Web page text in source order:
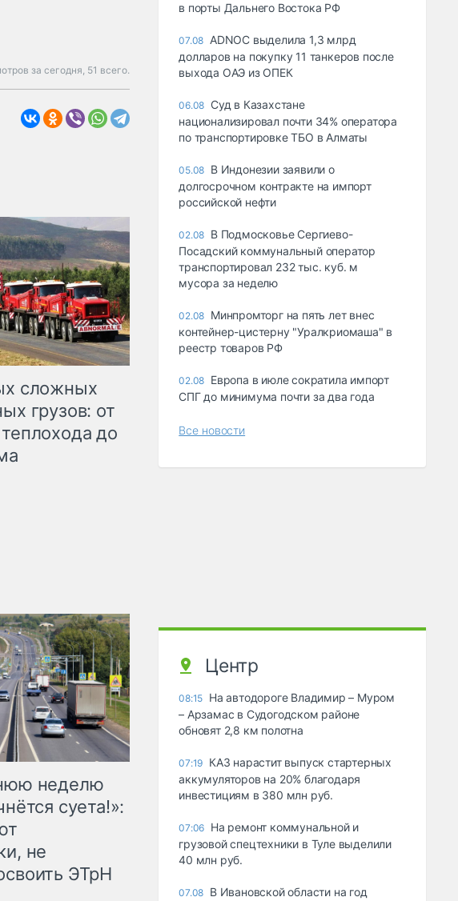
за сегодня, 51 всего.
сложных
грузов: от
до
неделю
суета!»:
не
ЭТрН
в порты Дальнего Востока РФ
07.08 ADNOC выделила 1,3 млрд
долларов на покупку 11 танкеров после
выхода ОАЭ из ОПЕК
06.08 Суд в Казахстане
национализировал почти 34% оператора
по транспортировке ТБО в Алматы
05.08 В Индонезии заявили о
долгосрочном контракте на импорт
российской нефти
02.08 В Подмосковье Сергиево-
Посадский коммунальный оператор
транспортировал 232 тыс. куб. м
мусора за неделю
02.08 Минпромторг на пять лет внес
контейнер-цистерну "Уралкриомаша" в
реестр товаров РФ
02.08 Европа в июле сократила импорт
СПГ до минимума почти за два года
Все новости
Центр
08:15 На автодороге Владимир – Муром
– Арзамас в Судогодском районе
обновят 2,8 км полотна
07:19 КАЗ нарастит выпуск стартерных
аккумуляторов на 20% благодаря
инвестициям в 380 млн руб.
07:06 На ремонт коммунальной и
грузовой спецтехники в Туле выделили
40 млн руб.
07.08 В Ивановской области на год